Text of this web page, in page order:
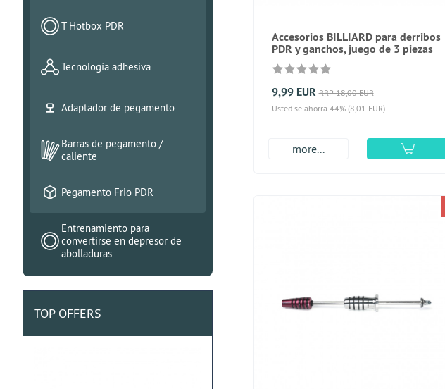
Accesorios BILLIARD para derribos
PDR y ganchos, juego de 3 piezas
9,99 EUR RRP 18,00 EUR
Usted se ahorra 44% (8,01 EUR)
more...
T Hotbox PDR
Tecnología adhesiva
Adaptador de pegamento
Barras de pegamento /
caliente
Pegamento Frio PDR
Entrenamiento para
convertirse en depresor de
abolladuras
TOP OFFERS